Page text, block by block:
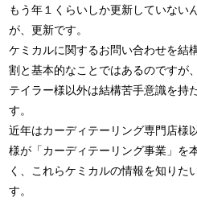
もう年１くらいしか更新していない
が、更新です。
ケミカルに関するお問い合わせを結
割と基本的なことではあるのですが
テイラー様以外は結構苦手意識を持
す。
近年はカーディテーリング専門店様
様が「カーディテーリング事業」を
く、これらケミカルの情報を知りた
す。